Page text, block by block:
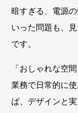
暗すぎる、電源
いった問題も、
です。
「おしゃれな空
業務で日常的に
ば、デザインと